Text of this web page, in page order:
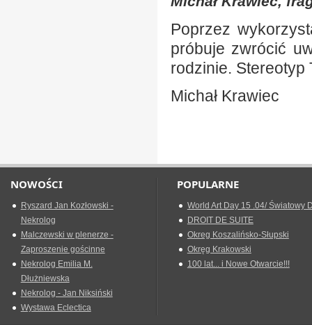
Poprzez
próbuje zwrócić
rodzinie. Stereotyp
Michał Krawiec
NOWOŚCI
Ryszard Jan Kozłowski -
Nekrolog
Malczewski w plenerze -
Zaproszenie gościnne
Nekrolog Emilia M.
Dłużniewska
Nekrolog - Jan Niksiński
Wystawa Eclectica
POPULARNE
World Art Day 15 .04/ Światowy
DROIT DE SUITE
Okreg Koszalińsko-Słupski
Okręg Krakowski
100 lat... i Nowe Otwarcie!!!